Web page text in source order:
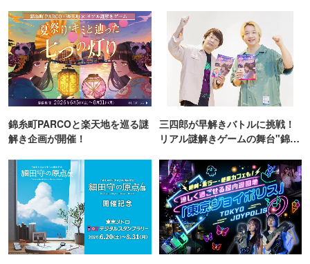
錦糸町PARCOと楽天地を巡る謎
解き企画が開催！
三四郎が早解きバトルに挑戦！
リアル謎解きゲームの舞台"錦糸